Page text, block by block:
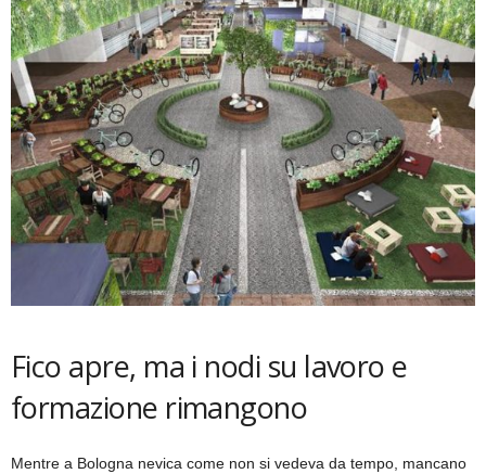
Fico apre, ma i nodi su lavoro e
formazione rimangono
Mentre a Bologna nevica come non si vedeva da tempo, mancano